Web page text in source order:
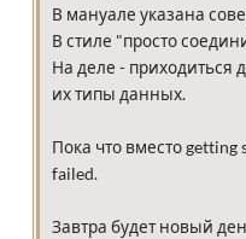
В мануале указана
В стиле "просто
На деле - приходиться
их типы данных.
Пока что вместо
failed.
Завтра будет новый